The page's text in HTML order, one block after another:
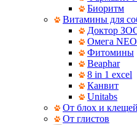
Биоритм
Витамины для
Доктор
Омега NEO
Фитомины
Beaphar
8 in 1 excel
Канвит
Unitabs
От блох и клещей
От глистов